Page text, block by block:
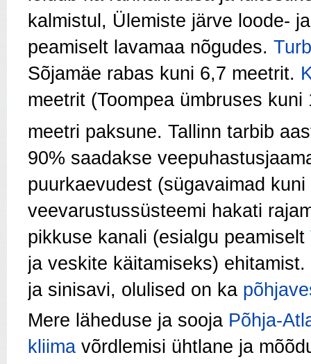
kalmistul, Ülemiste järve loode-
peamiselt lavamaa nõgudes.
Sõjamäe rabas kuni 6,7 meetrit.
meetrit (Toompea ümbruses
meetri paksune. Tallinn tarbib
90% saadakse
puurkaevudest (sügavaimad
veevarustussüsteemi hakati
pikkuse kanali (esialgu peamiselt
ja veskite käitamiseks)
ja sinisavi, olulised on ka
Mere läheduse ja sooja Põhja-
kliima võrdlemisi ühtlane ja